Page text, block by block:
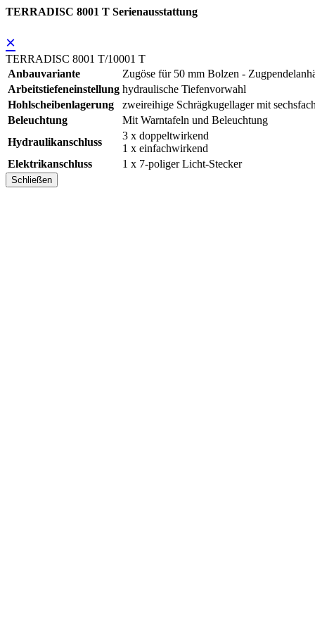
TERRADISC 8001 T Serienausstattung
×
TERRADISC 8001 T/10001 T
Anbauvariante
Zugöse für 50 mm Bolzen -
Arbeitstiefeneinstellung hydraulische Tiefenvorwahl
Hohlscheibenlagerung
zweireihige Schrägkugellager mit
Beleuchtung
Mit Warntafeln und Beleuchtung
Hydraulikanschluss
3 x doppeltwirkend
1 x einfachwirkend
Elektrikanschluss
1 x 7-poliger Licht-Stecker
Schließen